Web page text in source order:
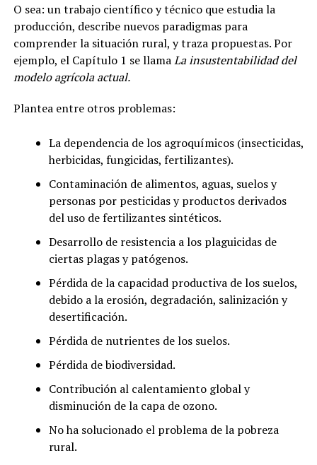
O sea: un trabajo científico y técnico que estudia la
producción, describe nuevos paradigmas para
comprender la situación rural, y traza propuestas. Por
ejemplo, el Capítulo 1 se llamaLa insustentabilidad del
modelo agrícola actual.
Plantea entre otros problemas:
La dependencia de los agroquímicos (insecticidas,
herbicidas, fungicidas, fertilizantes).
Contaminación de alimentos, aguas, suelos y
personas por pesticidas y productos derivados
del uso de fertilizantes sintéticos.
Desarrollo de resistencia a los plaguicidas de
ciertas plagas y patógenos.
Pérdida de la capacidad productiva de los suelos,
debido a la erosión, degradación, salinización y
desertificación.
Pérdida de nutrientes de los suelos.
Pérdida de biodiversidad.
Contribución al calentamiento global y
disminución de la capa de ozono.
No ha solucionado el problema de la pobreza
rural.